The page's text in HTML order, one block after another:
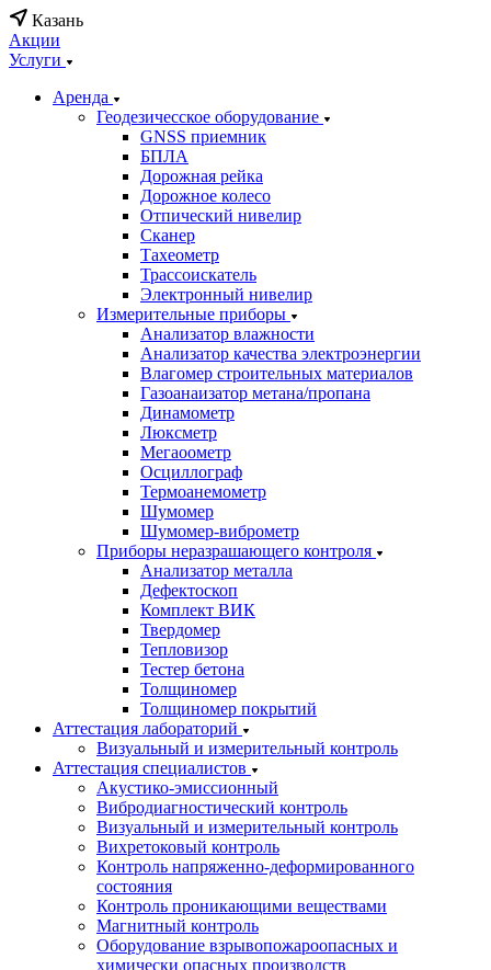
Казань
Акции
Услуги
Аренда
Геодезичесское оборудование
GNSS приемник
БПЛА
Дорожная рейка
Дорожное колесо
Отпический нивелир
Сканер
Тахеометр
Трассоискатель
Электронный нивелир
Измерительные приборы
Анализатор влажности
Анализатор качества электроэнергии
Влагомер строительных материалов
Газоанаизатор метана/пропана
Динамометр
Люксметр
Мегаоометр
Осциллограф
Термоанемометр
Шумомер
Шумомер-виброметр
Приборы неразрашающего контроля
Анализатор металла
Дефектоскоп
Комплект ВИК
Твердомер
Тепловизор
Тестер бетона
Толщиномер
Толщиномер покрытий
Аттестация лабораторий
Визуальный и измерительный контроль
Аттестация специалистов
Акустико-эмиссионный
Вибродиагностический контроль
Визуальный и измерительный контроль
Вихретоковый контроль
Контроль напряженно-деформированного
состояния
Контроль проникающими веществами
Магнитный контроль
Оборудование взрывопожароопасных и
химически опасных производств